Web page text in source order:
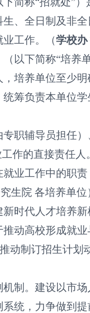
、全日制及非
工作。（学校办
以下简称“培养
培养单位至少明
筹负责本单位
职辅导员担任
作的直接责任
业工作中的职
生院 各培养单位
时代人才培养新
动高校形成就
动制订招生计划
制。建设以市
统，力争做到提